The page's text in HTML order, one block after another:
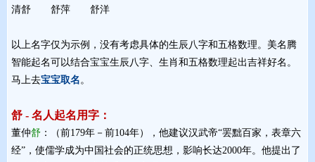
清舒 舒萍 舒洋
以上名字仅为示例，没有考虑具体的生辰八字和五格数理。美名腾
智能起名可以结合宝宝生辰八字、生肖和五格数理起出吉祥好名。
马上去宝宝取名。
舒 - 名人起名用字：
董仲舒 ：（前179年－前104年），他建议汉武帝“罢黜百家，表章六
经”，使儒学成为中国社会的正统思想，影响长达2000年。他提出了